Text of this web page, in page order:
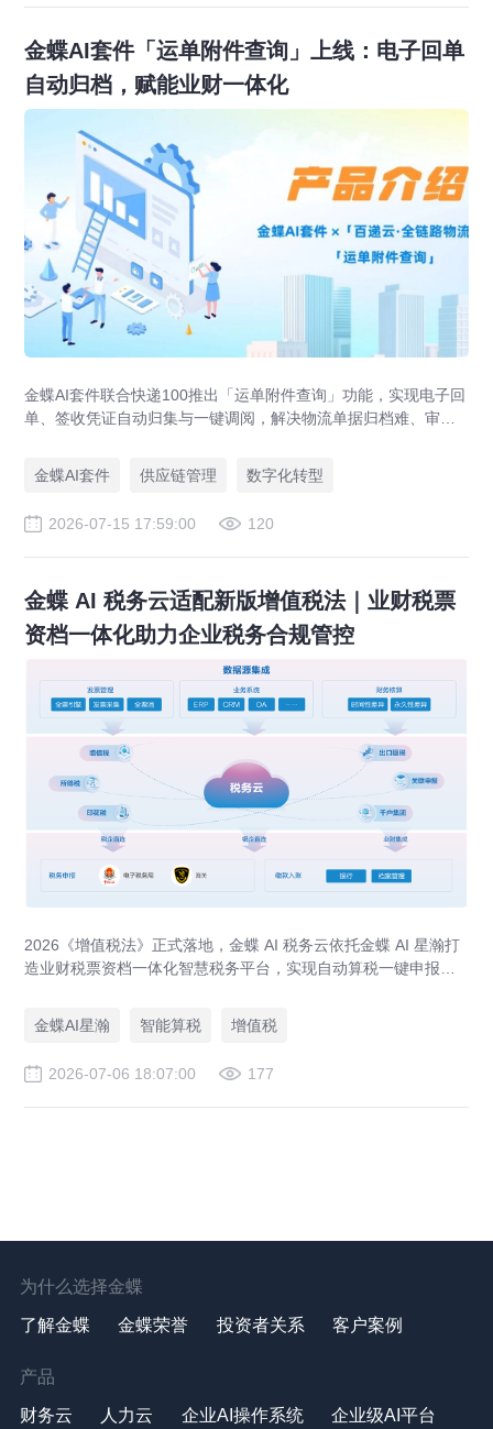
金蝶AI套件「运单附件查询」上线：电子回单
自动归档，赋能业财一体化
金蝶AI套件联合快递100推出「运单附件查询」功能，实现电子回
单、签收凭证自动归集与一键调阅，解决物流单据归档难、审计
一。
金蝶AI套件 供应链管理 数字化转型
2026-07-15 17:59:00 120
金蝶 AI 税务云适配新版增值税法｜业财税票
资档一体化助力企业税务合规管控
2026《增值税法》正式落地，金蝶 AI 税务云依托金蝶 AI 星瀚打
造业财税票资档一体化智慧税务平台，实现自动算税一键申报、
式监管。
金蝶AI星瀚 智能算税 增值税
2026-07-06 18:07:00 177
为什么选择金蝶
了解金蝶 金蝶荣誉 投资者关系 客户案例
产品
财务云 人力云 企业AI操作系统
企业级AI平台